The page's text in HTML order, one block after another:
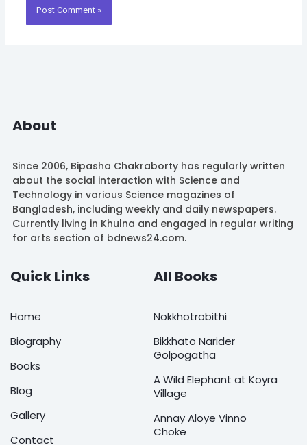
About
Since 2006, Bipasha Chakraborty has regularly written
about the social interaction with Science and
Technology in various Science magazines of
Bangladesh, including weekly and daily newspapers.
Currently living in Khulna and engaged in regular writing
for arts section of bdnews24.com.
Quick Links
Home
Biography
Books
Blog
Gallery
Contact
All Books
Nokkhotrobithi
Bikkhato Narider
Golpogatha
A Wild Elephant at Koyra
Village
Annay Aloye Vinno
Choke